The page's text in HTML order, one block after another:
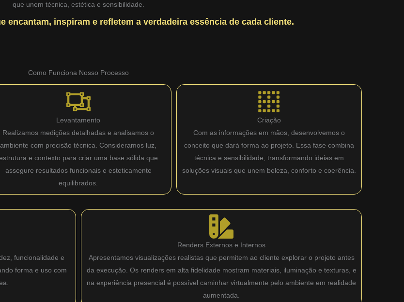
que unem técnica, estética e sensibilidade.
encantam, inspiram e refletem a verdadeira essência de cada cliente.
Como Funciona Nosso Processo
Levantamento
Realizamos medições detalhadas e analisamos o
ambiente com precisão técnica. Consideramos luz,
e contexto para criar uma base sólida que
assegure resultados funcionais e esteticamente
equilibrados.
Criação
Com as informações em mãos, desenvolvemos o
conceito que dará forma ao projeto. Essa fase combina
técnica e sensibilidade, transformando ideias em
soluções visuais que unem beleza, conforto e coerência.
funcionalidade e
forma e uso com
Renders Externos e Internos
Apresentamos visualizações realistas que permitem ao cliente explorar o projeto antes
da execução. Os renders em alta fidelidade mostram materiais, iluminação e texturas, e
na experiência presencial é possível caminhar virtualmente pelo ambiente em realidade
aumentada.